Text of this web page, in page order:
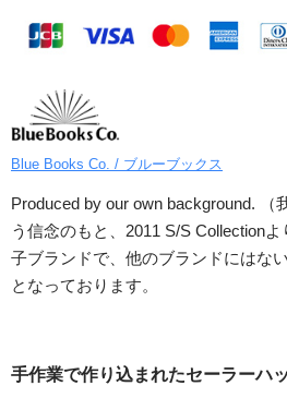
Blue Books Co. / ブルーブックス
Produced by our own background. （
う信念のもと、2011 S/S Collection
子ブランドで、他のブランドにはな
となっております。
手作業で作り込まれたセーラーハ